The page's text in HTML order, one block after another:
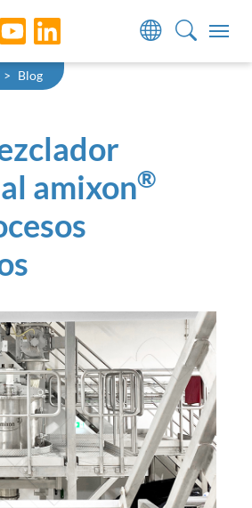
Blog
amixon®